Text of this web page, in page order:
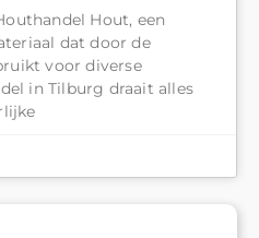
Hout, een
dat door de
voor diverse
in Tilburg draait alles